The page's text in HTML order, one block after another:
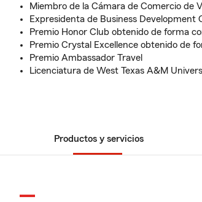
Miembro de la Cámara de Comercio de
Expresidenta de Business Development
Premio Honor Club obtenido de forma
Premio Crystal Excellence obtenido de
Premio Ambassador Travel
Licenciatura de West Texas A&M
Productos y servicios